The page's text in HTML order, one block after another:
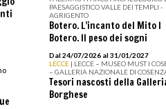
PAESAGGISTICO VALLE DEI TEMPLI -
AGRIGENTO
Botero. L’incanto del Mito I
Botero. Il peso dei sogni
Dal 24/07/2026 al 31/01/2027
LECCE | LECCE – MUSEO MUST I
– GALLERIA NAZIONALE DI
Tesori nascosti della
Borghese